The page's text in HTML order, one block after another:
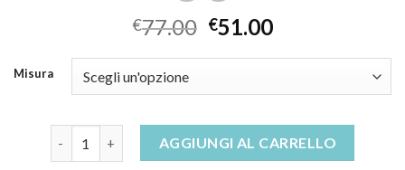
€77.00 €51.00
Misura
sandali infradito quantitàAGGIUNGI AL CARRELLO